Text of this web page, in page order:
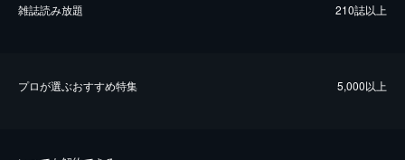
雑誌読み放題 210誌以上
プロが選ぶおすすめ特集 5,000以上